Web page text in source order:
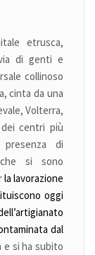
etrusca,
di genti e
collinoso
cinta da una
Volterra,
centri più
di
si sono
la lavorazione
oggi
dal
e si ha subito